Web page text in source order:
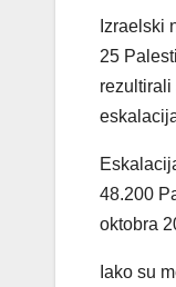
Izraelski
25
rezultirali
48.200
oktobra
Iako su